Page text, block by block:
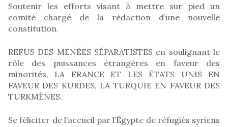
Soutenir les efforts visant à mettre sur pied un
comité chargé de la rédaction d’une nouvelle
constitution.
REFUS DES MENÉES SÉPARATISTES en soulignant le
rôle des puissances étrangères en faveur des
minorités, LA FRANCE ET LES ÉTATS UNIS EN
FAVEUR DES KURDES, LA TURQUIE EN FAVEUR DES
TURKMÈNES.
Se féliciter de l’accueil par l’Égypte de réfugiés syriens